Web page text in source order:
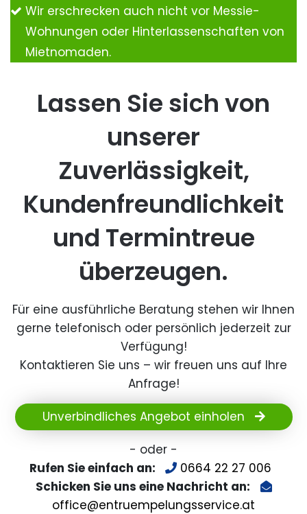
Wir erschrecken auch nicht vor Messie-
Wohnungen oder Hinterlassenschaften von
Mietnomaden.
Lassen Sie sich von
unserer
Zuverlässigkeit,
Kundenfreundlichkeit
und Termintreue
überzeugen.
Für eine ausführliche Beratung stehen wir Ihnen
gerne telefonisch oder persönlich jederzeit zur
Verfügung!
Kontaktieren Sie uns – wir freuen uns auf Ihre
Anfrage!
Unverbindliches Angebot einholen
- oder -
Rufen Sie einfach an:
0664 22 27 006
Schicken Sie uns eine Nachricht an:
office@entruempelungsservice.at